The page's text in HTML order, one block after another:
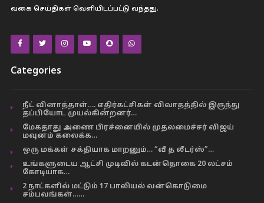
வகை செய்திகள் வெளியிடப்பட்டு வந்தது.
Categories
நீட் வினாத்தாள்…. எதிர்கட்சிகள் விவாதத்தில் இருந்து
தப்பியோட முயல்கின்றனர்…
மேகதாது அணை பிரச்னையில் முதலமைச்சர் விஜய்
மவுனம் கலைக்க…
ஒரு மக்கள் சக்தியாக மாறனும்… “வீ த லீடர்ஸ்”…
உங்களுடைய ஆட்சி முடிவில் கடன்தொகை 20 லட்சம்
கோடியாக…
2 நாட்களில் மட்டும் 17 பாலியல் வன்கொடுமை
சம்பவங்கள்……